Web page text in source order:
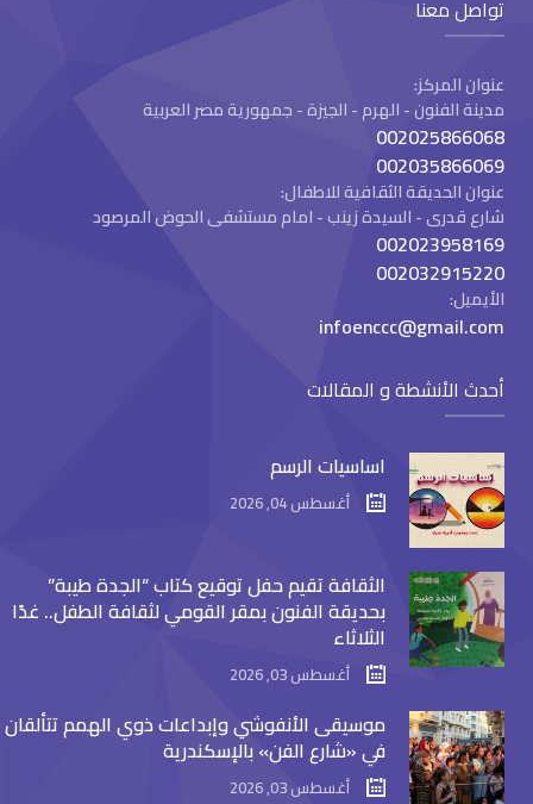
تواصل معنا
عنوان المركز:
مدينة الفنون - الهرم - الجيزة - جمهورية مصر العربية
002025866068
002035866069
عنوان الحديقة الثقافية للاطفال:
شارع قدرى - السيدة زينب - امام مستشفى الحوض المرصود
002023958169
002032915220
الأيميل:
infoenccc@gmail.com
أحدث الأنشطة و المقالات
اساسيات الرسم
أغسطس 04, 2026
الثقافة تقيم حفل توقيع كتاب “الجدة طيبة”
بحديقة الفنون بمقر القومي لثقافة الطفل.. غدًا
الثلاثاء
أغسطس 03, 2026
موسيقى الأنفوشي وإبداعات ذوي الهمم تتألقان
في «شارع الفن» بالإسكندرية
أغسطس 03, 2026